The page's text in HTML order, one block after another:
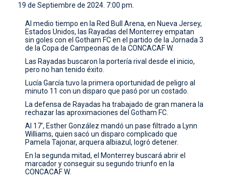
19 de Septiembre de 2024. 7:00 pm.
Al medio tiempo en la Red Bull Arena, en Nueva Jersey,
Estados Unidos, las Rayadas del Monterrey empatan
sin goles con el Gotham FC en el partido de la Jornada 3
de la Copa de Campeonas de la CONCACAF W.
Las Rayadas buscaron la portería rival desde el inicio,
pero no han tenido éxito.
Lucía García tuvo la primera oportunidad de peligro al
minuto 11 con un disparo que pasó por un costado.
La defensa de Rayadas ha trabajado de gran manera la
rechazar las aproximaciones del Gotham FC.
Al 17’, Esther González mandó un pase filtrado a Lynn
Williams, quien sacó un disparo complicado que
Pamela Tajonar, arquera albiazul, logró detener.
En la segunda mitad, el Monterrey buscará abrir el
marcador y conseguir su segundo triunfo en la
CONCACAF W.